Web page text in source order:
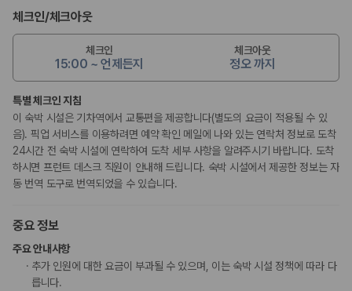
체크인/체크아웃
체크인
15:00 ~ 언제든지
체크아웃
정오 까지
특별 체크인 지침
이 숙박 시설은 기차역에서 교통편을 제공합니다(별도의 요금이 적용될 수 있
음). 픽업 서비스를 이용하려면 예약 확인 메일에 나와 있는 연락처 정보로 도착
24시간 전 숙박 시설에 연락하여 도착 세부 사항을 알려주시기 바랍니다. 도착
하시면 프런트 데스크 직원이 안내해 드립니다. 숙박 시설에서 제공한 정보는 자
동 번역 도구로 번역되었을 수 있습니다.
중요 정보
주요 안내사항
추가 인원에 대한 요금이 부과될 수 있으며, 이는 숙박 시설 정책에 따라 다
릅니다.